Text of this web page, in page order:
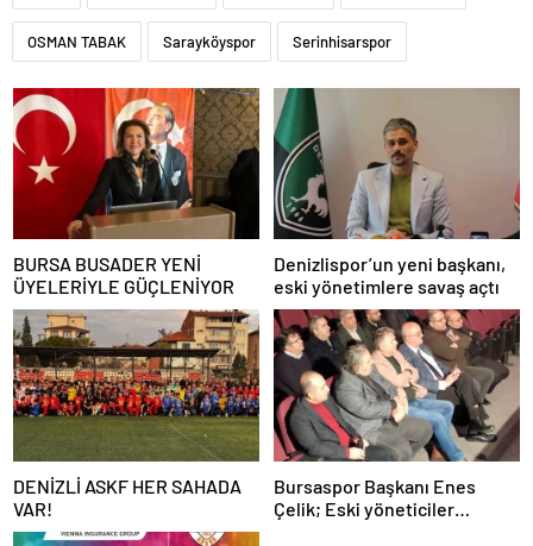
OSMAN TABAK Sarayköyspor Serinhisarspor
BURSA BUSADER YENİ
ÜYELERİYLE GÜÇLENİYOR
Denizlispor’un yeni başkanı,
eski yönetimlere savaş açtı
DENİZLİ ASKF HER SAHADA
VAR!
Bursaspor Başkanı Enes
Çelik; Eski yöneticiler